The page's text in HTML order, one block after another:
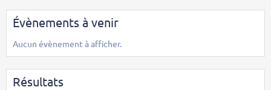
Évènements à venir
Aucun évènement à afficher.
Résultats